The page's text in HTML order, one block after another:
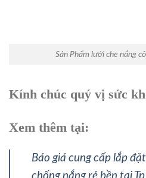
Sản Phẩm lưới che nắng
Kính chúc quý vị sức
Xem thêm tại:
Báo giá cung cấp lắp